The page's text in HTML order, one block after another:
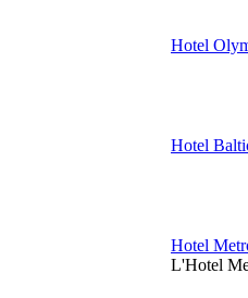
Hotel
Hotel
Hotel
L'Hotel